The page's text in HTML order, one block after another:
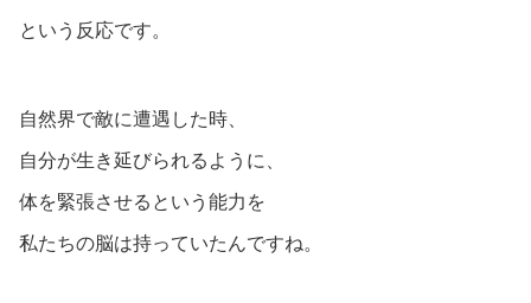
という反応です。
自然界で敵に遭遇した時、
自分が生き延びられるように、
体を緊張させるという能力を
私たちの脳は持っていたんですね。